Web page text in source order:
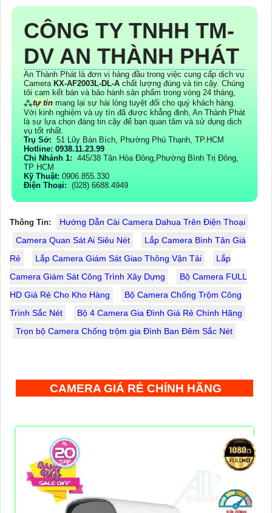
CÔNG TY TNHH TM-
DV AN THÀNH PHÁT
An Thành Phát là đơn vị hàng đầu trong việc cung cấp dịch vụ
Camera KX-AF2003L-DL-A chất lượng đúng và tin cậy. Chúng
tôi cam kết bán và bảo hành sản phẩm trong vòng 24 tháng,
⁂tự tin mang lại sự hài lòng tuyệt đối cho quý khách hàng.
Với kinh nghiệm và uy tín đã được khẳng định, An Thành Phát
là sự lựa chọn đáng tin cậy để bạn quan tâm và sử dụng dịch
vụ tốt nhất.
Trụ Sở: 51 Lũy Bán Bích, Phường Phú Thạnh, TP.HCM
Hotline: 0938.11.23.99
Chi Nhánh 1: 445/38 Tân Hòa Đông,Phường Bình Trị Đông,
TP HCM
Kỹ Thuật: 0906.855.330
Điện Thoại: (028) 6688.4949
Thông Tin:
Hướng Dẫn Cài Camera Dahua Trên Điện Thoại
Camera Quan Sát Ai Siêu Nét
Lắp Camera Bình Tân Giá
Rẻ
Lắp Camera Giám Sát Giao Thông Vận Tải
Lắp
Camera Giám Sát Công Trình Xây Dựng
Bộ Camera FULL
HD Giá Rẻ Cho Kho Hàng
Bộ Camera Chống Trộm Công
Trình Sắc Nét
Bộ 4 Camera Gia Đình Giá Rẻ Chính Hãng
Trọn bộ Camera Chống trộm gia Đình Ban Đêm Sắc Nét
CAMERA GIÁ RẺ CHÍNH HÃNG